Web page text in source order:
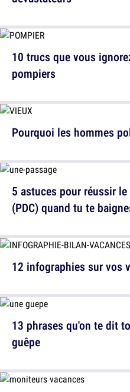
10 trucs que vous
pompiers
5 astuces pour réussir
(PDC) quand tu te
13 phrases qu'on te dit
guêpe
Pourquoi les hommes
12 infographies sur vos